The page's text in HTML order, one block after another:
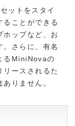
ットをスタイ
ることができる
ホップなど、お
さらに、有名
るMiniNovaの
リースされるた
りません。